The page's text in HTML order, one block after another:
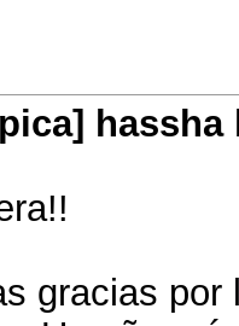
hassha
gracias